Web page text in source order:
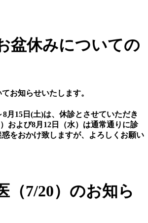
盆休みについての
お知らせいたします。
8月15日(土)は、休診とさせていただき
および8月12日（水）は通常通りに診
をおかけ致しますが、よろしくお願い
（7/20）のお知ら